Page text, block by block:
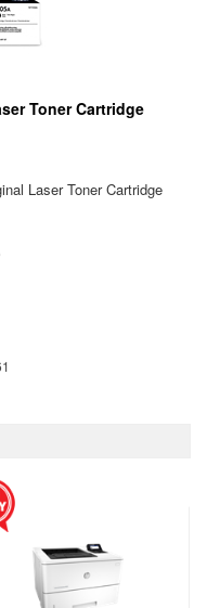
Toner Cartridge
Laser Toner Cartridge